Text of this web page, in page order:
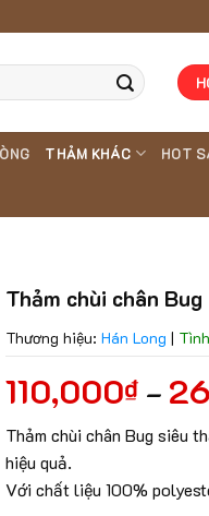
THẢM KHÁC HOT
Thảm chùi chân Bug
Thương hiệu: Hán Long |
110,000₫ –
Thảm chùi chân Bug siêu
hiệu quả.
Với chất liệu 100%